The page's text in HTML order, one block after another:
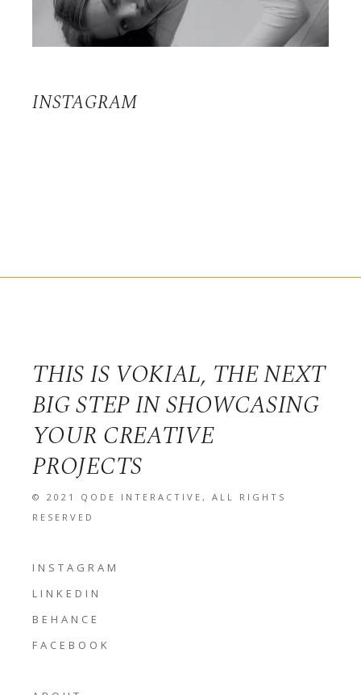
INSTAGRAM
THIS IS VOKIAL, THE NEXT
BIG STEP IN SHOWCASING
YOUR CREATIVE
PROJECTS
© 2021 QODE INTERACTIVE , ALL RIGHTS
RESERVED
INSTAGRAM
LINKEDIN
BEHANCE
FACEBOOK